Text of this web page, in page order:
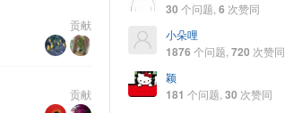
贡献
贡献
30 个问题, 6 次赞同
小朵哩
1876 个问题, 720 次赞同
颖
181 个问题, 30 次赞同